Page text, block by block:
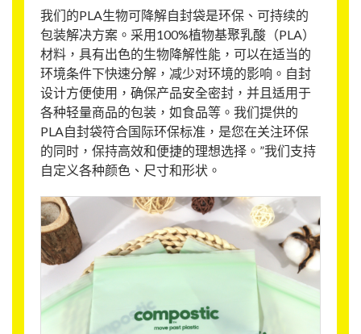
我们的PLA生物可降解自封袋是环保、可持续的
包装解决方案。采用100%植物基聚乳酸（PLA）
材料，具有出色的生物降解性能，可以在适当的
环境条件下快速分解，减少对环境的影响。自封
设计方便使用，确保产品安全密封，并且适用于
各种轻量商品的包装，如食品等。我们提供的
PLA自封袋符合国际环保标准，是您在关注环保
的同时，保持高效和便捷的理想选择。”我们支持
自定义各种颜色、尺寸和形状。